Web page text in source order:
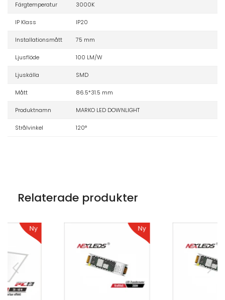
Färgtemperatur 3000K
IP Klass IP20
Installationsmått 75 mm
Ljusflöde 100 LM/W
Ljuskälla SMD
Mått 86.5*31.5 mm
Produktnamn MARKO LED DOWNLIGHT
Strålvinkel 120°
Relaterade produkter